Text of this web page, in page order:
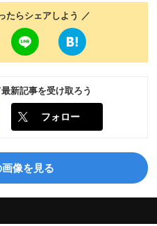
たらシェアしよう ／
新記事を受け取ろう
フォロー
像を見る